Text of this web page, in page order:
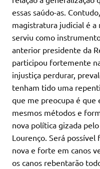
essas saúdo-as.
magistratura judicial é a
serviu como
anterior presidente da
participou fortemente
injustiça perdurar,
tenham tido uma
que me preocupa é que
mesmos métodos e
nova política gizada
Lourenço. Será
nova e forte em canos
os canos rebentarão